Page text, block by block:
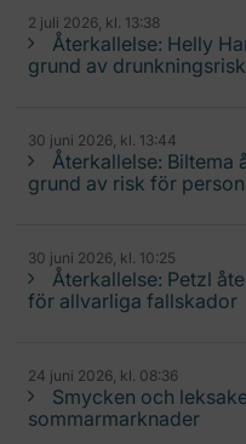
2 juli 2026, kl. 13:38
Återkallelse: Helly
grund av drunkningsrisk
30 juni 2026, kl. 13:44
Återkallelse: Biltema
grund av risk för
30 juni 2026, kl. 10:25
Återkallelse: Petzl
för allvarliga fallskador
24 juni 2026, kl. 08:36
Smycken och
sommarmarknader